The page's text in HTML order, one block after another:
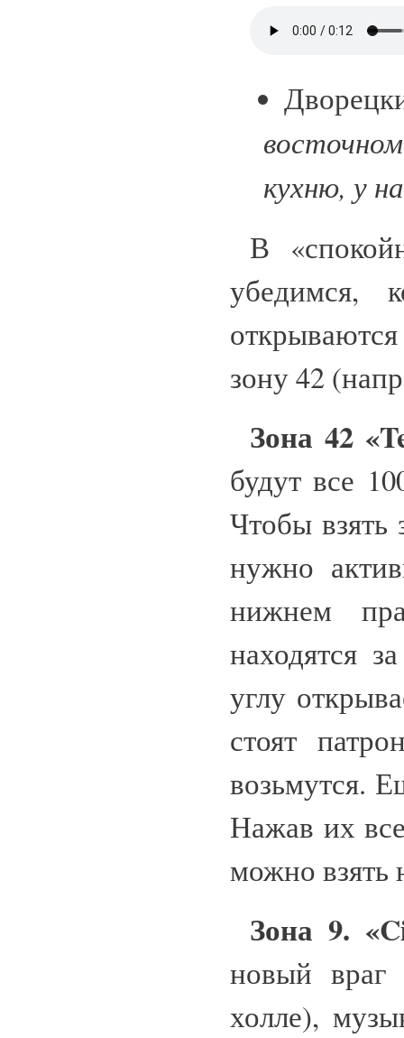
кухню, у
В
убедимся,
зону 42
Зона 42
будут все
Чтобы
нужно
нижнем
находятся
углу
стоят
возьмутся.
Нажав их
можно взять
Зона 9.
новый
холле),